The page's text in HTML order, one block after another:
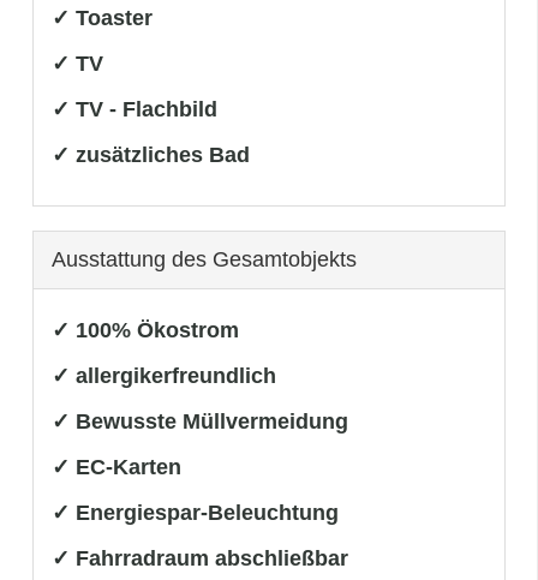
✓ Toaster
✓ TV
✓ TV - Flachbild
✓ zusätzliches Bad
Ausstattung des Gesamtobjekts
✓ 100% Ökostrom
✓ allergikerfreundlich
✓ Bewusste Müllvermeidung
✓ EC-Karten
✓ Energiespar-Beleuchtung
✓ Fahrradraum abschließbar